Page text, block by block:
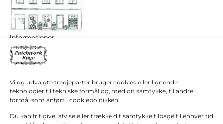
Vi og udvalgte tredjeparter bruger cookies eller lignende
teknologier til tekniske formål og, med dit samtykke, til andre
formål som anført i cookiepolitikken.
Du kan frit give, afvise eller trække dit samtykke tilbage til enhver tid
I
alt
0,00kr.
Køb for
1.000,00kr.
fragt!
Gå til
Informationer
Patchwork Køge/ Patchwork Butikken
+45 40 38 40 60
Kontakt os
Butikken
Mandag - tirsdag: 10:00 - 16.30